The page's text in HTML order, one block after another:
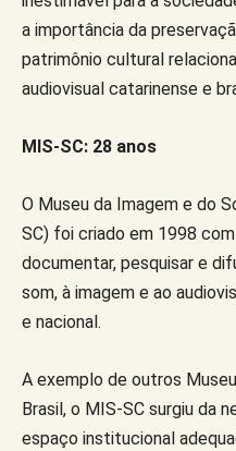
a importância da
patrimônio cultural
audiovisual catarinense e
MIS-SC: 28 anos
O Museu da Imagem e do
SC) foi criado em 1998
documentar, pesquisar e
som, à imagem e ao
e nacional.
A exemplo de outros
Brasil, o MIS-SC surgiu da
espaço institucional